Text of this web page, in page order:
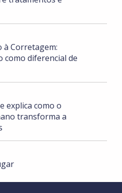
Corretagem:
como diferencial de
explica como o
transforma a